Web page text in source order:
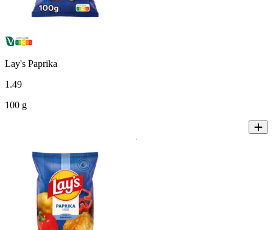
Lay's Paprika
1 .49
100 g